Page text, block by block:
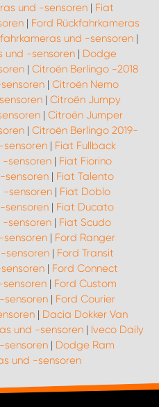
und -sensoren| Fiat
| Ford Rückfahrkameras
und -sensoren |
und -sensoren| Dodge
| Citroën Berlingo -2018
| Citroën Nemo
| Citroën Jumpy
| Citroën Jumper
| Citroën Berlingo 2019-
sensoren| Fiat Fullback
-sensoren| Fiat Fiorino
sensoren | Fiat Talento
-sensoren | Fiat Doblo
sensoren | Fiat Ducato
-sensoren | Fiat Scudo
sensoren | Ford Ranger
sensoren| Ford Transit
| Ford Connect
| Ford Custom
sensoren| Ford Courier
| Dacia Dokker Van
und -sensoren | Iveco Daily
sensoren | Dodge Ram
und -sensoren